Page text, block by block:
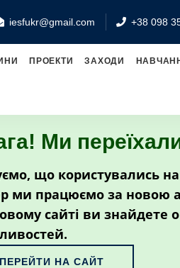
iesfukr@gmail.com +38 098
ПРОЕКТИ ЗАХОДИ
Ми
що користувались
ми працюємо за новою
сайті ви знайдете
ПЕРЕЙТИ НА САЙТ